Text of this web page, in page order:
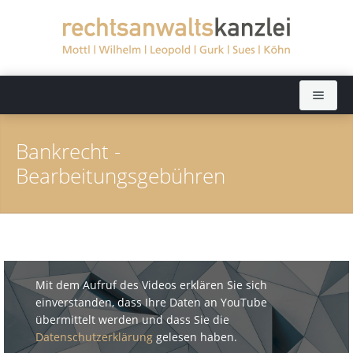
Rechtsanwälte
Dörthe Leopold
Ralph Gurk
Dr. Jochen Sues
Arbeitsrecht
Bankrecht
Baurecht
Aktuelles
Kanzlei
Fernsehen: Ratgeber Recht
Kontakt
Bankrecht -
Bearbeitungsgebühren
Mit dem Aufruf des Videos erklären Sie sich
einverstanden, dass Ihre Daten an YouTube
übermittelt werden und dass Sie die
Datenschutzerklärung gelesen haben.